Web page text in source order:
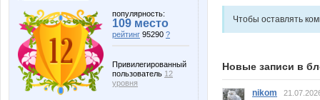
популярность:
109 место
рейтинг 95290 ?
Привилегированный
пользователь 12
уровня
Чтобы оставлять
Новые записи в
nikom